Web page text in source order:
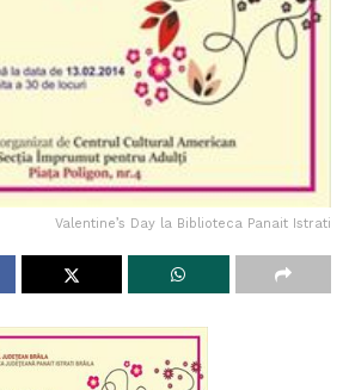
Valentine’s Day la Biblioteca Panait Istrati